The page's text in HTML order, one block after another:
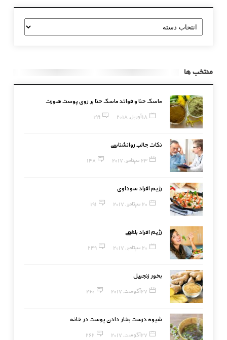
دسته
بندی
منتخب ها
ماسک حنا و فوائد ماسک حنا بر روی پوست صورت
18 آوریل, 2018 199
نکات جالب روانشناسی
23 سپتامبر, 2017 148
رژیم افراد سوداوی
20 سپتامبر, 2017 191
رژیم افراد بلغمی
20 سپتامبر, 2017 249
بخور زنجبیل
27 آگوست, 2017 260
شیوه درست بخار دادن پوست در خانه
27 آگوست, 2017 262